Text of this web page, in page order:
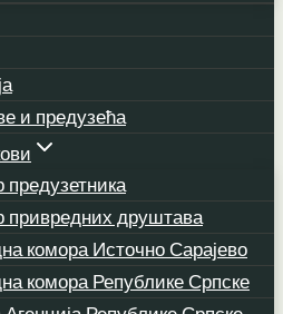
и предузећа
предузетника
привредних друштава
комора Источно Сарајево
комора Републике Српске